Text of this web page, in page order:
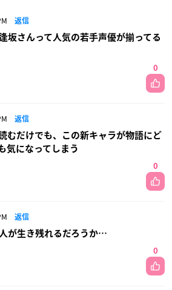
返信
坂さんって人気の若手声優が揃ってる
0
返信
むだけでも、この新キャラが物語にど
気になってしまう
0
返信
が生き残れるだろうか…
0